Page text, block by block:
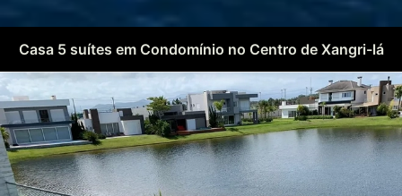
Casa 5 suítes em Condomínio no Centro de Xangri-lá